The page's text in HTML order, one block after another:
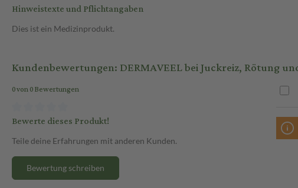
Hinweistexte und Pflichtangaben
Dies ist ein Medizinprodukt.
Kundenbewertungen: DERMAVEEL bei Juckreiz, Rötung
0 von 0 Bewertungen
Bewerte dieses Produkt!
Teile deine Erfahrungen mit anderen Kunden.
Bewertung schreiben